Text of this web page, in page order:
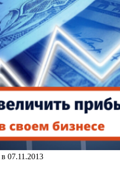
в 07.11.2013